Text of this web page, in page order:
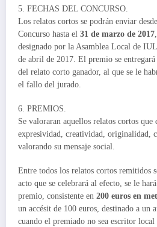
5. FECHAS DEL CONCURSO.
Los relatos cortos se podrán enviar
Concurso hasta el 31 de marzo de 2017
designado por la Asamblea Local de
de abril de 2017. El premio se
del relato corto ganador, al que se le
el fallo del jurado.
6. PREMIOS.
Se valoraran aquellos relatos cortos que
expresividad, creatividad, originalidad,
valorando su mensaje social.
Entre todos los relatos cortos remitidos
acto que se celebrará al efecto, se le
premio, consistente en 200 euros en
un accésit de 100 euros, destinado a un
cuando el premiado no sea escritor local